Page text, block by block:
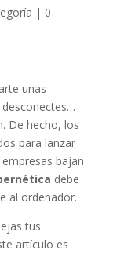
| 0
unas
De hecho, los
para lanzar
bajan
debe
al ordenador.
tus
artículo es